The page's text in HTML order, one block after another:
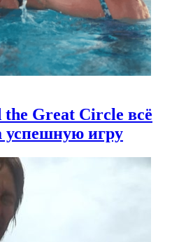
the Great Circle всё
успешную игру